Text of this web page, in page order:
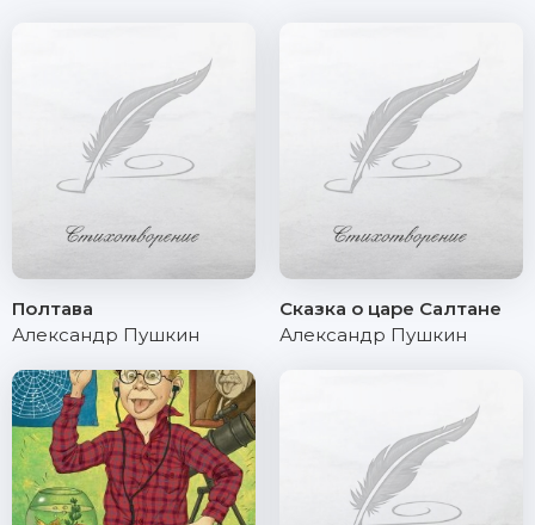
Полтава
Александр Пушкин
Сказка о царе Салтане
Александр Пушкин